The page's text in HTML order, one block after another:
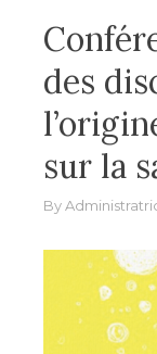
des
sur la
By